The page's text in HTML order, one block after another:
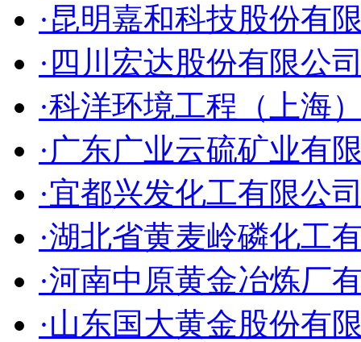
·昆明嘉和科技股份有
·四川宏达股份有限公
·科洋环境工程（上海
·广东广业云硫矿业有
·宜都兴发化工有限公
·湖北省黄麦岭磷化工
·河南中原黄金冶炼厂
·山东国大黄金股份有